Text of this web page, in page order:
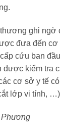
ghi ngờ
đưa đến cơ
cứu ban
được kiểm tra
cơ sở y tế
lớp vi tính, …)
Phương